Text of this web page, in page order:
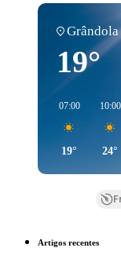
Grândola
19°
07:00
19°
10:00
24°
Artigos recentes